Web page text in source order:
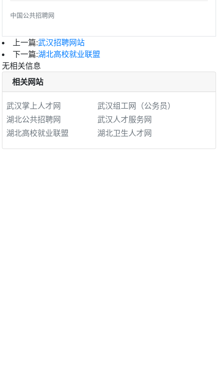
中国公共招聘网
上一篇:武汉招聘网站
下一篇:湖北高校就业联盟
无相关信息
相关网站
武汉掌上人才网
武汉组工网（公务员）
湖北公共招聘网
武汉人才服务网
湖北高校就业联盟
湖北卫生人才网